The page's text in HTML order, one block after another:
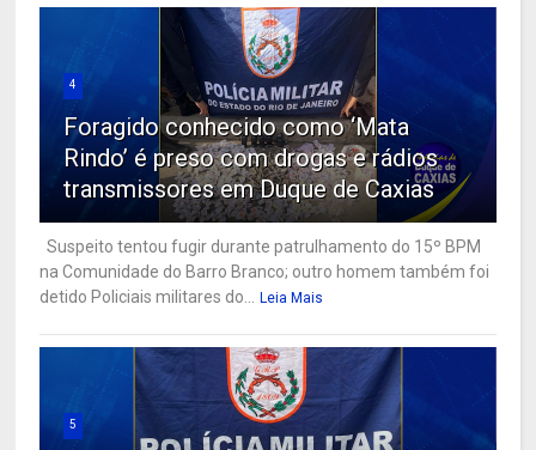
4
Foragido conhecido como ‘Mata
Rindo’ é preso com drogas e rádios
transmissores em Duque de Caxias
Suspeito tentou fugir durante patrulhamento do 15º BPM
na Comunidade do Barro Branco; outro homem também foi
detido Policiais militares do...
Leia Mais
5